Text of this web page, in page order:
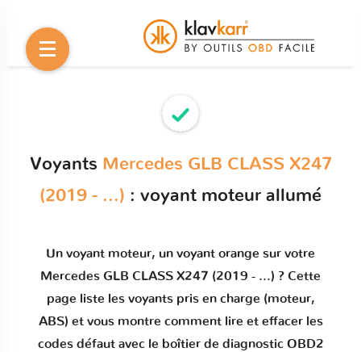
Voyants Mercedes GLB CLASS X247
(2019 - ...) : voyant moteur allumé
Un voyant moteur, un voyant orange sur votre
Mercedes GLB CLASS X247 (2019 - ...) ? Cette
page liste les voyants pris en charge (moteur,
ABS) et vous montre comment lire et effacer les
codes défautavec le boîtier de diagnostic OBD2